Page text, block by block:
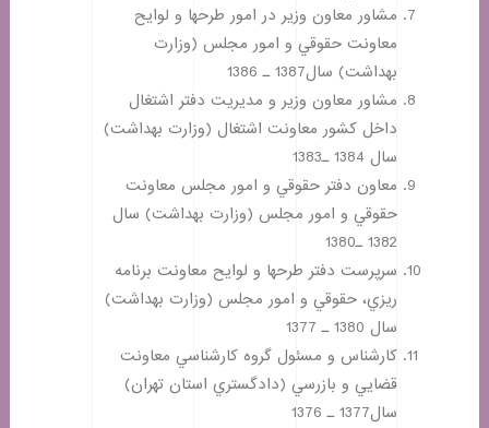
مشاور معاون وزير در امور طرحها و لوايح
معاونت حقوقي و امور مجلس (وزارت
بهداشت) سال1387 ـ 1386
مشاور معاون وزير و مديريت دفتر اشتغال
داخل كشور معاونت اشتغال (وزارت بهداشت)
سال 1384 ـ1383
معاون دفتر حقوقي و امور مجلس معاونت
حقوقي و امور مجلس (وزارت بهداشت) سال
1382 ـ1380
سرپرست دفتر طرحها و لوايح معاونت برنامه
ريزي، حقوقي و امور مجلس (وزارت بهداشت)
سال 1380 ـ 1377
كارشناس و مسئول گروه كارشناسي معاونت
قضايي و بازرسي (دادگستري استان تهران)
سال1377 ـ 1376